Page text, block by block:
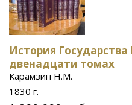
История Государства
двенадцати томах
Карамзин Н.М.
1830 г.